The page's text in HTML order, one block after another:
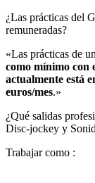
¿Las prácticas del
remuneradas?​
«Las prácticas de
como mínimo
actualmente está
euros/mes.»
¿Qué salidas
Disc-jockey y
Trabajar como :